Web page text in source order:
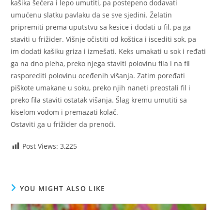
kašika šećera i lepo umutiti, pa postepeno dodavati
umućenu slatku pavlaku da se sve sjedini. Želatin
pripremiti prema uputstvu sa kesice i dodati u fil, pa ga
staviti u frižider. Višnje očistiti od koštica i iscediti sok, pa
im dodati kašiku griza i izmešati. Keks umakati u sok i ređati
ga na dno pleha, preko njega staviti polovinu fila i na fil
rasporediti polovinu oceđenih višanja. Zatim poređati
piškote umakane u soku, preko njih naneti preostali fil i
preko fila staviti ostatak višanja. Šlag kremu umutiti sa
kiselom vodom i premazati kolač.
Ostaviti ga u frižider da prenoći.
Post Views: 3,225
YOU MIGHT ALSO LIKE